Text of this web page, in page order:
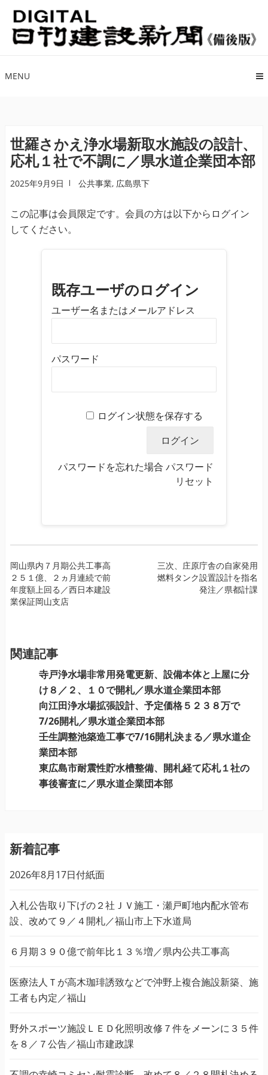
ナ
ビ
ゲ
シ
ス
キ
ッ
プ
コ
ン
テ
ツ
ッ
プ
MENU
世羅さかえ浄水場新取水施設の設計、
応札１社で不調に／県水道企業団本部
2025年9月9日 公共事業, 広島県下
この記事は会員限定です。会員の方は以下からログイン
してください。
既存ユーザのログイン
ユーザー名またはメールアドレス
パスワード
ログイン状態を保存する
パスワードを忘れた場合 パスワード
リセット
投
稿
ナ
ビ
シ
岡山県内７月期公共工事高
２５１億、２ヵ月連続で前
年度額上回る／西日本建設
業保証岡山支店
三次、庄原庁舎の自家発用
燃料タンク設置設計を指名
発注／県都計課
関連記事
寺戸浄水場非常用発電更新、設備本体と上屋に分
け８／２、１０で開札／県水道企業団本部
向江田浄水場拡張設計、予定価格５２３８万で
7/26開札／県水道企業団本部
壬生調整池築造工事で7/16開札決まる／県水道企
業団本部
東広島市耐震性貯水槽整備、開札経て応札１社の
事後審査に／県水道企業団本部
新着記事
2026年8月17日付紙面
入札公告取り下げの２社ＪＶ施工・瀬戸町地内配水管布
設、改めて９／４開札／福山市上下水道局
６月期３９０億で前年比１３％増／県内公共工事高
医療法人Ｔが高木珈琲誘致などで沖野上複合施設新築、施
工者も内定／福山
野外スポーツ施設ＬＥＤ化照明改修７件をメーンに３５件
を８／７公告／福山市建政課